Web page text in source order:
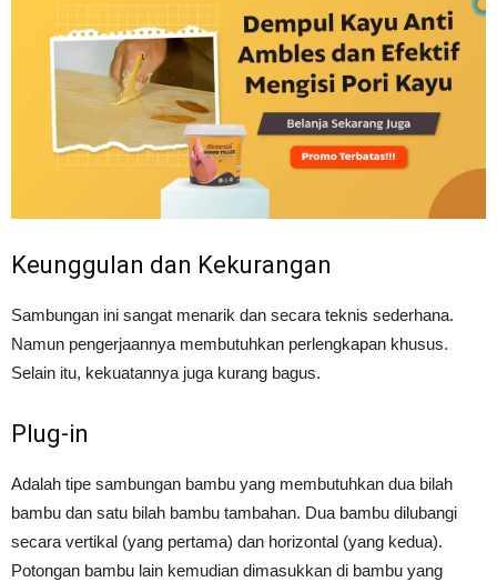
Keunggulan dan Kekurangan
Sambungan ini sangat menarik dan secara teknis sederhana.
Namun pengerjaannya membutuhkan perlengkapan khusus.
Selain itu, kekuatannya juga kurang bagus.
Plug-in
Adalah tipe sambungan bambu yang membutuhkan dua bilah
bambu dan satu bilah bambu tambahan. Dua bambu dilubangi
secara vertikal (yang pertama) dan horizontal (yang kedua).
Potongan bambu lain kemudian dimasukkan di bambu yang